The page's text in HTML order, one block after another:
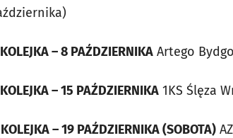
– 8 PAŹDZIERNIKA Artego
– 15 PAŹDZIERNIKA 1KS Ślęza
– 19 PAŹDZIERNIKA (SOBOTA)